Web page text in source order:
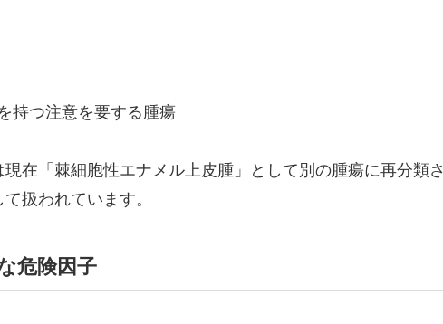
持つ注意を要する腫瘍
在「棘細胞性エナメル上皮腫」として別の腫瘍に再分類さ
扱われています。
危険因子